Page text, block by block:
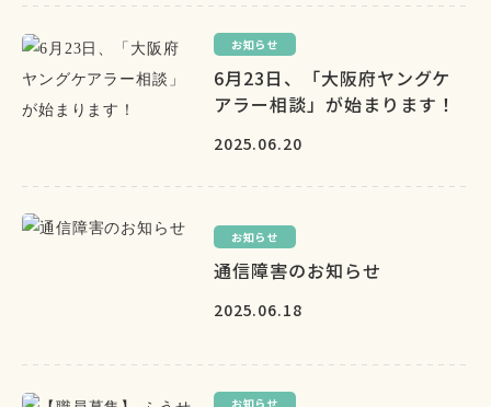
お知らせ
6月23日、「大阪府ヤングケ
アラー相談」が始まります！
2025.06.20
お知らせ
通信障害のお知らせ
2025.06.18
お知らせ